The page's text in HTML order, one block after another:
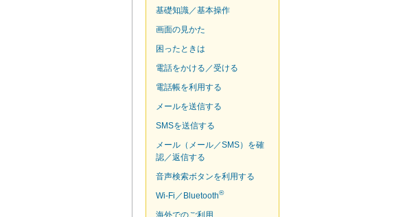
基礎知識／基本操作
画面の見かた
困ったときは
電話をかける／受ける
電話帳を利用する
メールを送信する
SMSを送信する
メール（メール／SMS）を確
認／返信する
音声検索ボタンを利用する
Wi-Fi／Bluetooth®
海外でのご利用